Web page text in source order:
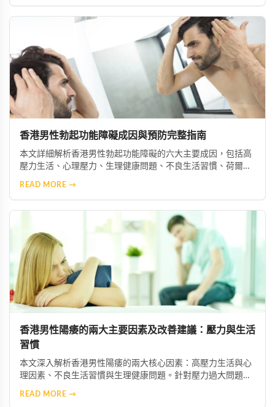
香港男性勃起功能障礙成因與預防完整指南
本文詳細解析香港男性勃起功能障礙的六大主要成因，包括高
壓力生活、心理壓力、生理健康問題、不良生活習慣、荷爾蒙
READ MORE →
香港男性陽痿的兩大主要因素及改善建議：壓力與生活
習慣
本文深入解析香港男性陽痿的兩大核心因素：高壓力生活與心
理因素、不良生活習慣與生理健康問題。針對壓力過大問題，
READ MORE →